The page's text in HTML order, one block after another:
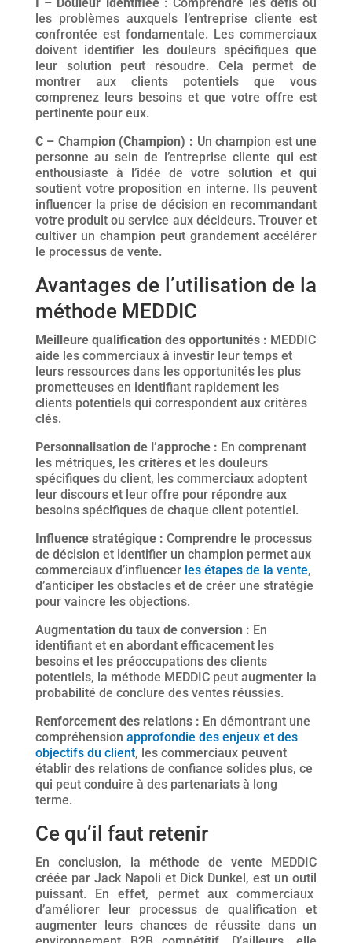
les problèmes auxquels l’entreprise cliente est
confrontée est fondamentale. Les commerciaux
doivent identifier les douleurs spécifiques que
leur solution peut résoudre. Cela permet de
montrer aux clients potentiels que vous
comprenez leurs besoins et que votre offre est
pertinente pour eux.
C – Champion (Champion) : Un champion est une
personne au sein de l’entreprise cliente qui est
enthousiaste à l’idée de votre solution et qui
soutient votre proposition en interne. Ils peuvent
influencer la prise de décision en recommandant
votre produit ou service aux décideurs. Trouver et
cultiver un champion peut grandement accélérer
le processus de vente.
Avantages de l’utilisation de la
méthode MEDDIC
Meilleure qualification des opportunités : MEDDIC
aide les commerciaux à investir leur temps et
leurs ressources dans les opportunités les plus
prometteuses en identifiant rapidement les
clients potentiels qui correspondent aux critères
clés.
Personnalisation de l’approche : En comprenant
les métriques, les critères et les douleurs
spécifiques du client, les commerciaux adoptent
leur discours et leur offre pour répondre aux
besoins spécifiques de chaque client potentiel.
Influence stratégique : Comprendre le processus
de décision et identifier un champion permet aux
commerciaux d’influencer les étapes de la vente,
d’anticiper les obstacles et de créer une stratégie
pour vaincre les objections.
Augmentation du taux de conversion : En
identifiant et en abordant efficacement les
besoins et les préoccupations des clients
potentiels, la méthode MEDDIC peut augmenter la
probabilité de conclure des ventes réussies.
Renforcement des relations : En démontrant une
compréhension approfondie des enjeux et des
objectifs du client, les commerciaux peuvent
établir des relations de confiance solides plus, ce
qui peut conduire à des partenariats à long
terme.
Ce qu’il faut retenir
En conclusion, la méthode de vente MEDDIC
créée par Jack Napoli et Dick Dunkel, est un outil
puissant. En effet, permet aux commerciaux
d’améliorer leur processus de qualification et
augmenter leurs chances de réussite dans un